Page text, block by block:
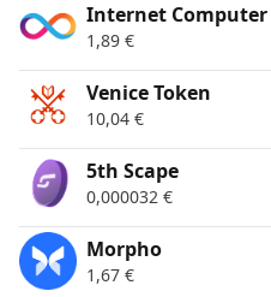
Internet Computer
1,89 €
Venice Token
10,04 €
5th Scape
0,000032 €
Morpho
1,67 €